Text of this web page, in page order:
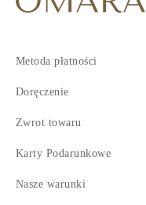
Metoda płatności
Doręczenie
Zwrot towaru
Karty Podarunkowe
Nasze warunki